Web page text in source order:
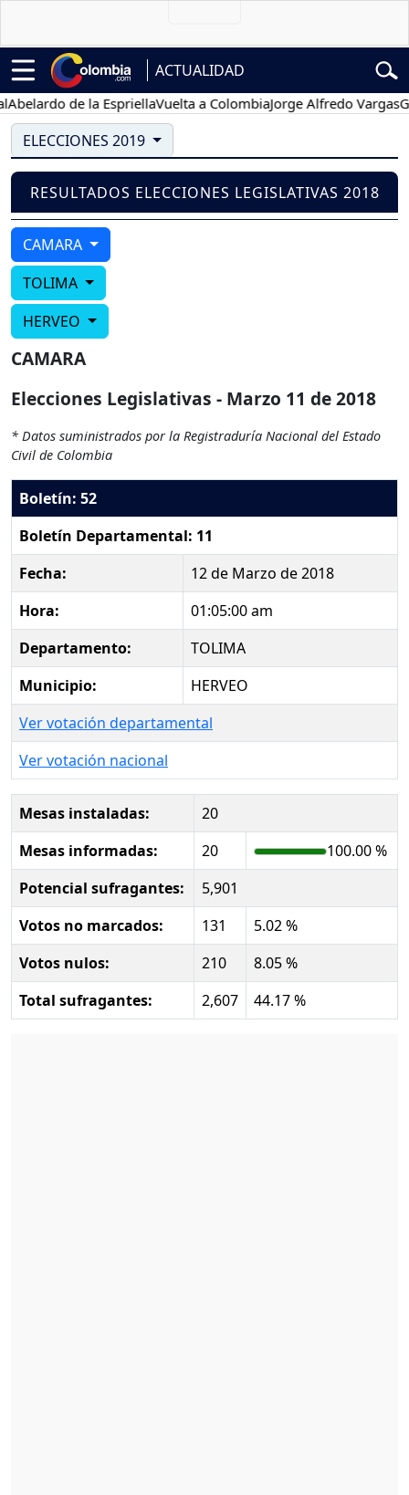
ACTUALIDAD
de la EspriellaVuelta a ColombiaJorge Alfredo Vargas
ELECCIONES 2019
RESULTADOS ELECCIONES LEGISLATIVAS 2018
CAMARA
TOLIMA
HERVEO
CAMARA
Elecciones Legislativas - Marzo 11 de 2018
* Datos suministrados por la Registraduría Nacional del Estado
Civil de Colombia
Boletín: 52
Boletín Departamental: 11
Fecha:
12 de Marzo de 2018
Hora:
01:05:00 am
Departamento:
TOLIMA
Municipio:
HERVEO
Ver votación departamental
Ver votación nacional
Mesas instaladas:
20
Mesas informadas:
20
100.00 %
Potencial sufragantes:
5,901
Votos no marcados:
131
5.02 %
Votos nulos:
210
8.05 %
Total sufragantes:
2,607 44.17 %